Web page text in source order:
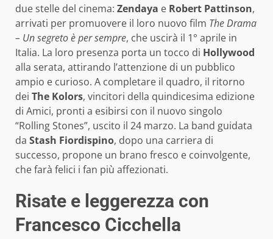
due stelle del cinema: Zendaya e Robert Pattinson,
arrivati per promuovere il loro nuovo film The Drama
– Un segreto è per sempre, che uscirà il 1° aprile in
Italia. La loro presenza porta un tocco di Hollywood
alla serata, attirando l’attenzione di un pubblico
ampio e curioso. A completare il quadro, il ritorno
dei The Kolors, vincitori della quindicesima edizione
di Amici, pronti a esibirsi con il nuovo singolo
“Rolling Stones”, uscito il 24 marzo. La band guidata
da Stash Fiordispino, dopo una carriera di
successo, propone un brano fresco e coinvolgente,
che farà felici i fan più affezionati.
Risate e leggerezza con
Francesco Cicchella